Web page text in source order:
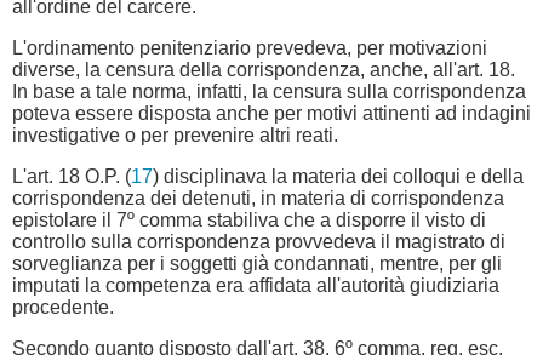
all'ordine del carcere.
L'ordinamento penitenziario prevedeva, per motivazioni
diverse, la censura della corrispondenza, anche, all'art. 18.
In base a tale norma, infatti, la censura sulla corrispondenza
poteva essere disposta anche per motivi attinenti ad indagini
investigative o per prevenire altri reati.
L'art. 18 O.P. (17) disciplinava la materia dei colloqui e della
corrispondenza dei detenuti, in materia di corrispondenza
epistolare il 7º comma stabiliva che a disporre il visto di
controllo sulla corrispondenza provvedeva il magistrato di
sorveglianza per i soggetti già condannati, mentre, per gli
imputati la competenza era affidata all'autorità giudiziaria
procedente.
Secondo quanto disposto dall'art. 38, 6º comma, reg. esc.